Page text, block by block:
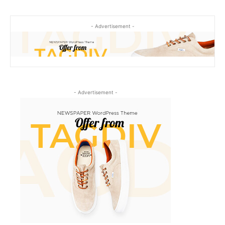
- Advertisement -
- Advertisement -